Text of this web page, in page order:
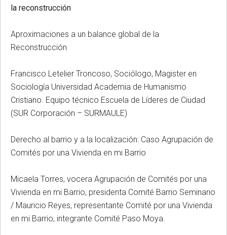
la reconstrucción
Aproximaciones a un balance global de la
Reconstrucción
Francisco Letelier Troncoso, Sociólogo, Magister en
Sociología Universidad Academia de Humanismo
Cristiano. Equipo técnico Escuela de Líderes de Ciudad
(SUR Corporación – SURMAULE)
Derecho al barrio y a la localización: Caso Agrupación de
Comités por una Vivienda en mi Barrio
Micaela Torres, vocera Agrupación de Comités por una
Vivienda en mi Barrio, presidenta Comité Barrio Seminario
/ Mauricio Reyes, representante Comité por una Vivienda
en mi Barrio, integrante Comité Paso Moya.